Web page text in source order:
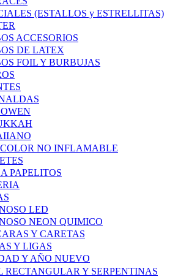
(ESTALLOS y ESTRELLITAS)
ACCESORIOS
DE LATEX
FOIL Y BURBUJAS
NO INFLAMABLE
PAPELITOS
LED
NEON QUIMICO
Y CARETAS
Y LIGAS
Y AÑO NUEVO
RECTANGULAR Y SERPENTINAS